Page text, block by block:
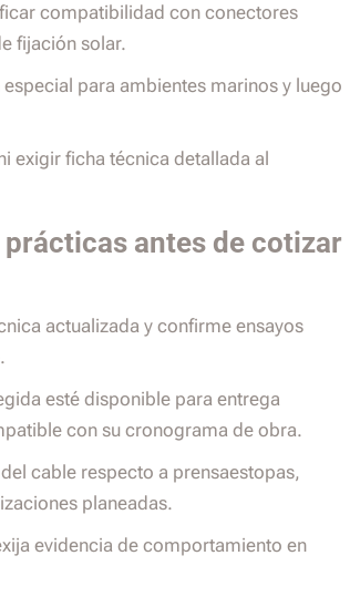
compatibilidad con conectores
fijación solar.
para ambientes marinos y luego
exigir ficha técnica detallada al
antes de cotizar
actualizada y confirme ensayos
esté disponible para entrega
con su cronograma de obra.
cable respecto a prensaestopas,
planeadas.
evidencia de comportamiento en